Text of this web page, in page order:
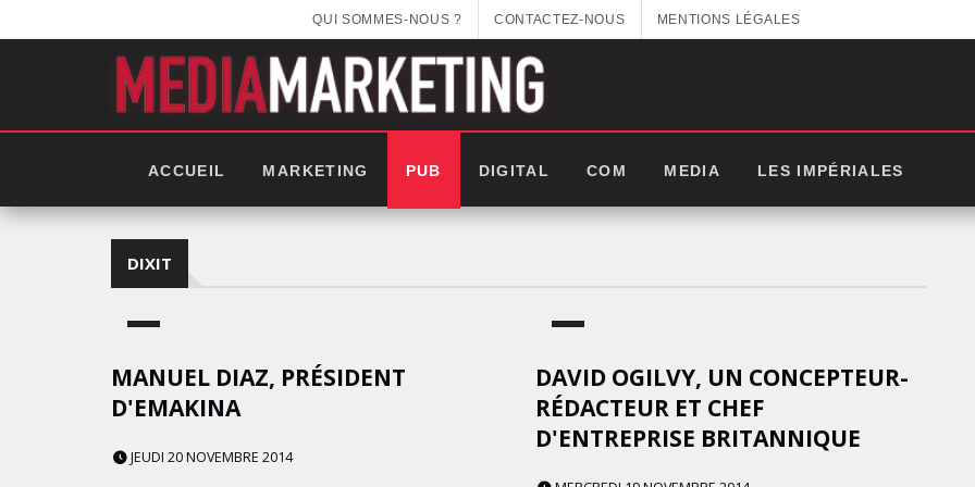
QUI SOMMES-NOUS ? CONTACTEZ-NOUS MENTIONS LÉGALES
ACCUEIL MARKETING PUB DIGITAL COM MEDIA LES IMPÉRIALES
DIXIT
MANUEL DIAZ, PRÉSIDENT
D'EMAKINA
JEUDI 20 NOVEMBRE 2014
DAVID OGILVY, UN CONCEPTEUR-
RÉDACTEUR ET CHEF
D'ENTREPRISE BRITANNIQUE